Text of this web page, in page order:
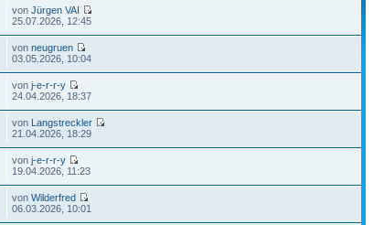
vonJürgen VAI
25.07.2026, 12:45
vonneugruen
03.05.2026, 10:04
vonj-e-r-r-y
24.04.2026, 18:37
von Langstreckler
21.04.2026, 18:29
vonj-e-r-r-y
19.04.2026, 11:23
vonWilderfred
06.03.2026, 10:01